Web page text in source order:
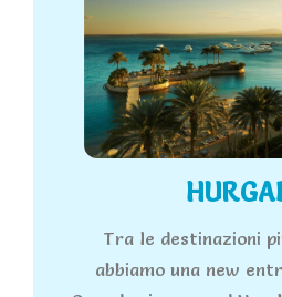
Tra le destinazioni
abbiamo una new